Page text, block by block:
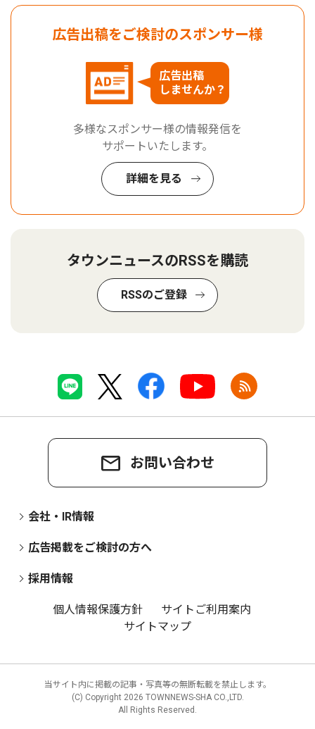
広告出稿をご検討のスポンサー様
広告出稿
しませんか？
多様なスポンサー様の情報発信を
サポートいたします。
詳細を見る
タウンニュースのRSSを購読
RSSのご登録
お問い合わせ
会社・IR情報
広告掲載をご検討の方へ
採用情報
個人情報保護方針
サイトご利用案内
サイトマップ
当サイト内に掲載の記事・写真等の無断転載を禁止します。
(C) Copyright 2026 TOWNNEWS-SHA CO.,LTD.
All Rights Reserved.